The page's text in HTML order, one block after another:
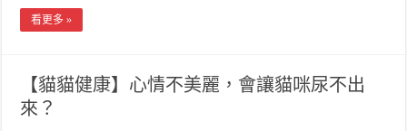
看更多 »
【貓貓健康】心情不美麗，會讓貓咪尿不出
來？